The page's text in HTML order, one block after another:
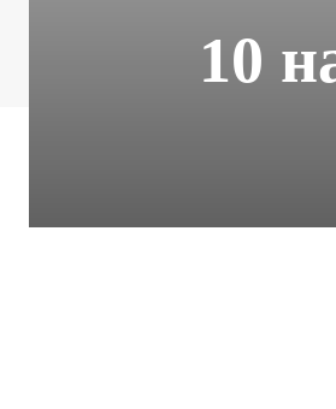
10